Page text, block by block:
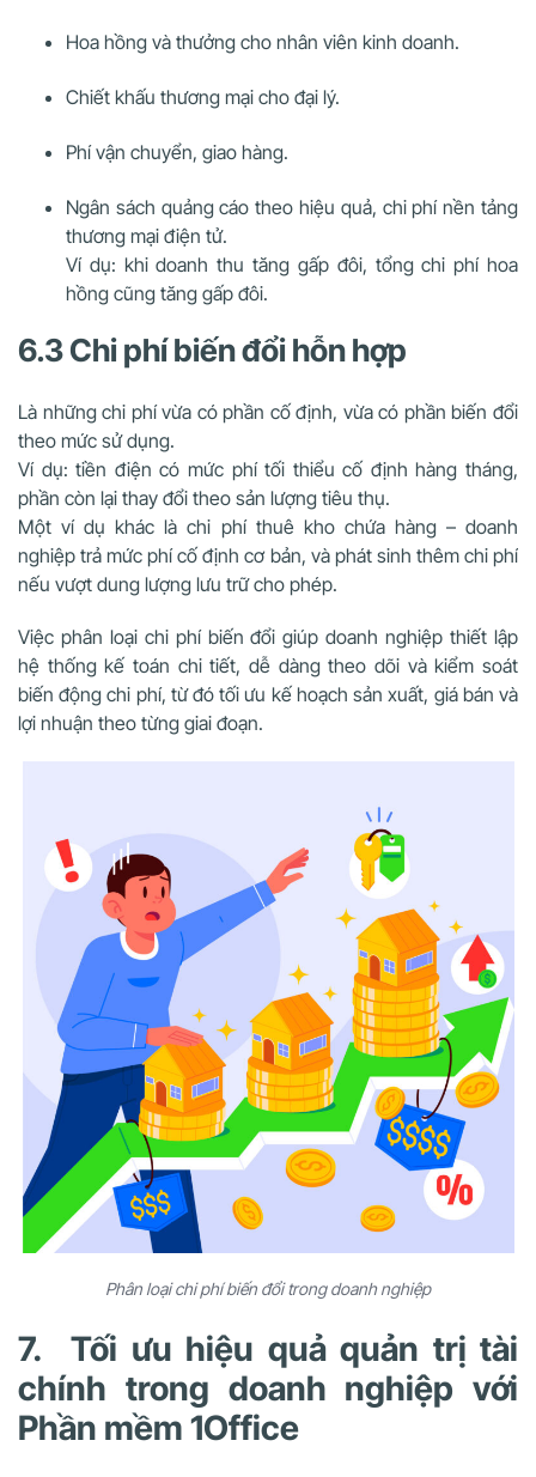
Hoa hồng và thưởng cho nhân viên kinh doanh.
Chiết khấu thương mại cho đại lý.
Phí vận chuyển, giao hàng.
Ngân sách quảng cáo theo hiệu quả, chi phí nền tảng
thương mại điện tử.
Ví dụ: khi doanh thu tăng gấp đôi, tổng chi phí hoa
hồng cũng tăng gấp đôi.
6.3 Chi phí biến đổi hỗn hợp
Là những chi phí vừa có phần cố định, vừa có phần biến đổi
theo mức sử dụng.
Ví dụ: tiền điện có mức phí tối thiểu cố định hàng tháng,
phần còn lại thay đổi theo sản lượng tiêu thụ.
Một ví dụ khác là chi phí thuê kho chứa hàng – doanh
nghiệp trả mức phí cố định cơ bản, và phát sinh thêm chi phí
nếu vượt dung lượng lưu trữ cho phép.
Việc phân loại chi phí biến đổi giúp doanh nghiệp thiết lập
hệ thống kế toán chi tiết, dễ dàng theo dõi và kiểm soát
biến động chi phí, từ đó tối ưu kế hoạch sản xuất, giá bán và
lợi nhuận theo từng giai đoạn.
Phân loại chi phí biến đổi trong doanh nghiệp
7. Tối ưu hiệu quả quản trị tài
chính trong doanh nghiệp với
Phần mềm 1Office